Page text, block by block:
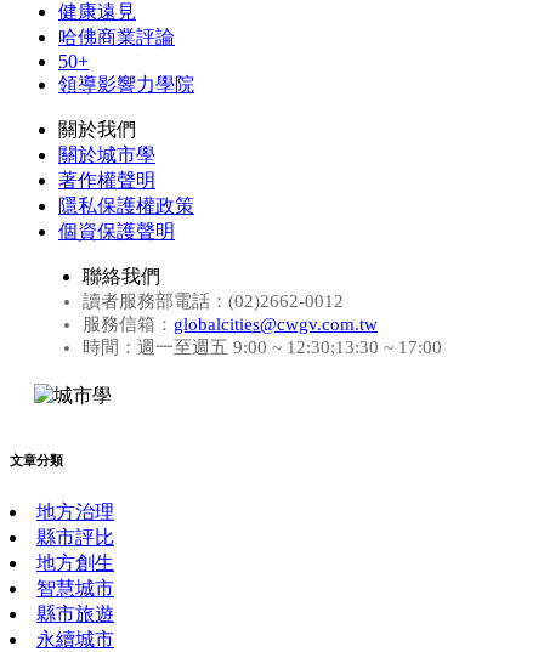
健康遠見
哈佛商業評論
50+
領導影響力學院
關於我們
關於城市學
著作權聲明
隱私保護權政策
個資保護聲明
聯絡我們
讀者服務部電話：(02)2662-0012
服務信箱： globalcities@cwgv.com.tw
時間：週一至週五 9:00 ~ 12:30;13:30 ~ 17:00
文章分類
地方治理
縣市評比
地方創生
智慧城市
縣市旅遊
永續城市